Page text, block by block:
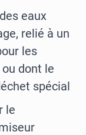
eaux
relié à un
les
dont le
spécial
le